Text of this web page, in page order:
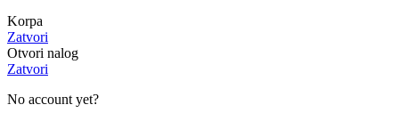
Korpa
Zatvori
Otvori nalog
Zatvori
No account yet?